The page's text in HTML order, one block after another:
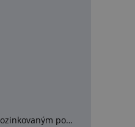
kov s pozinkovaným povrchem